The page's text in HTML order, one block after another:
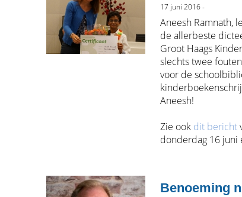
17 juni 2016 -
Aneesh Ramnath,
de allerbeste
Groot Haags
slechts twee
voor de
Aneesh!
Zie ook dit bericht
donderdag 16 juni
Benoeming